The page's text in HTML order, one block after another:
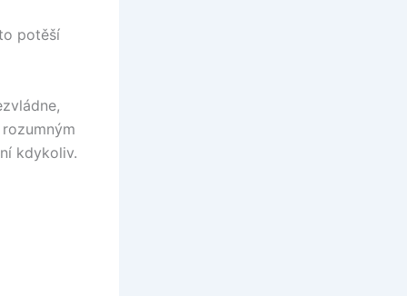
potěší
rozumným
kdykoliv.